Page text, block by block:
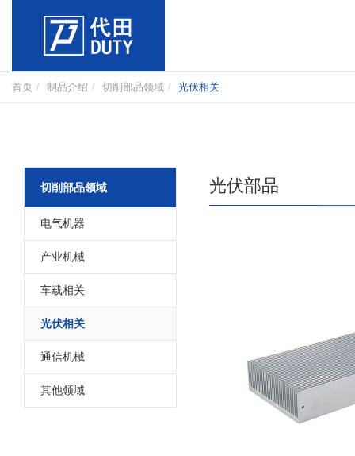
首页 制品介绍 切削部品领域 光伏相关
切削部品领域
电气机器
产业机械
车载相关
光伏相关
通信机械
其他领域
光伏部品